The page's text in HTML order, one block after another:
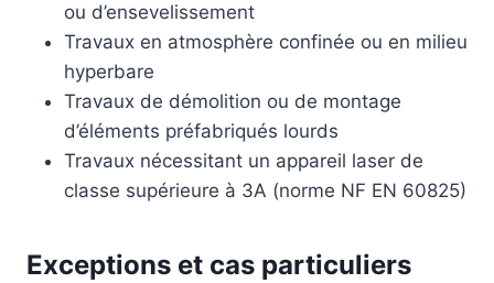
ou d’ensevelissement
Travaux en atmosphère confinée ou en milieu
hyperbare
Travaux de démolition ou de montage
d’éléments préfabriqués lourds
Travaux nécessitant un appareil laser de
classe supérieure à 3A (norme NF EN 60825)
Exceptions et cas particuliers